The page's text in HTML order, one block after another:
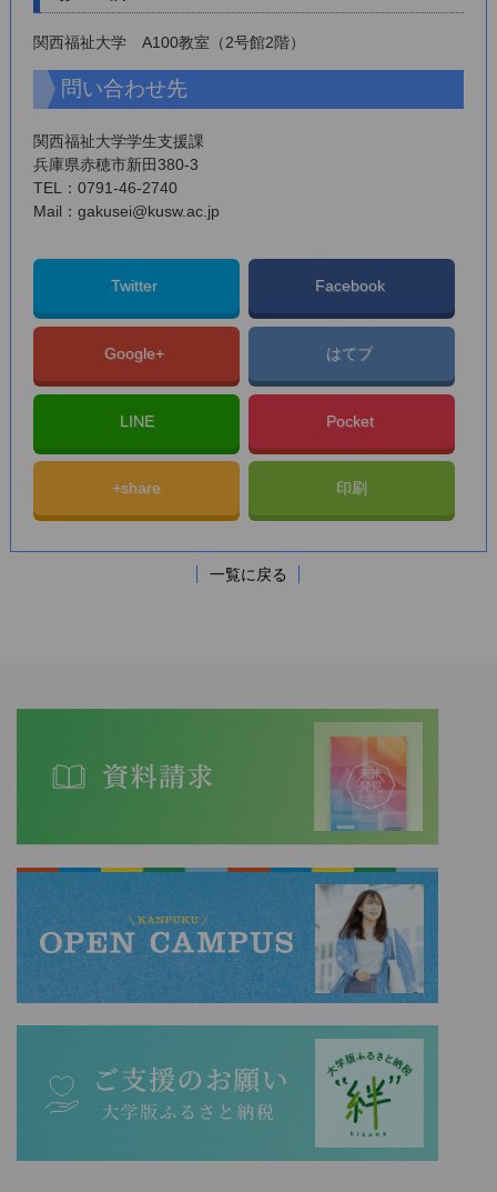
関西福祉大学 A100教室（2号館2階）
問い合わせ先
関西福祉大学学生支援課
兵庫県赤穂市新田380-3
TEL：0791-46-2740
Mail：gakusei@kusw.ac.jp
Twitter Facebook
Google+ はてブ
LINE Pocket
+share 印刷
一覧に戻る